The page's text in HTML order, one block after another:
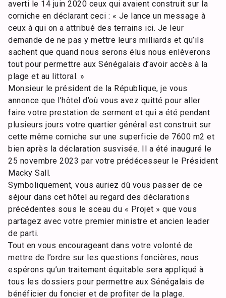
averti le 14 juin 2020 ceux qui avaient construit sur la
corniche en déclarant ceci : « Je lance un message à
ceux à qui on a attribué des terrains ici. Je leur
demande de ne pas y mettre leurs milliards et qu’ils
sachent que quand nous serons élus nous enlèverons
tout pour permettre aux Sénégalais d’avoir accès à la
plage et au littoral. »
Monsieur le président de la République, je vous
annonce que l’hôtel d’où vous avez quitté pour aller
faire votre prestation de serment et qui a été pendant
plusieurs jours votre quartier général est construit sur
cette même corniche sur une superficie de 7600 m2 et
bien après la déclaration susvisée. Il a été inauguré le
25 novembre 2023 par votre prédécesseur le Président
Macky Sall.
Symboliquement, vous auriez dû vous passer de ce
séjour dans cet hôtel au regard des déclarations
précédentes sous le sceau du « Projet » que vous
partagez avec votre premier ministre et ancien leader
de parti.
Tout en vous encourageant dans votre volonté de
mettre de l’ordre sur les questions foncières, nous
espérons qu’un traitement équitable sera appliqué à
tous les dossiers pour permettre aux Sénégalais de
bénéficier du foncier et de profiter de la plage.